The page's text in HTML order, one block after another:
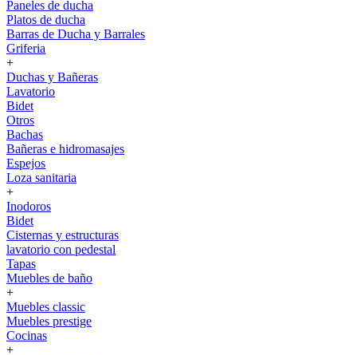
Paneles de ducha
Platos de ducha
Barras de Ducha y Barrales
Griferia
+
Duchas y Bañeras
Lavatorio
Bidet
Otros
Bachas
Bañeras e hidromasajes
Espejos
Loza sanitaria
+
Inodoros
Bidet
Cisternas y estructuras
lavatorio con pedestal
Tapas
Muebles de baño
+
Muebles classic
Muebles prestige
Cocinas
+